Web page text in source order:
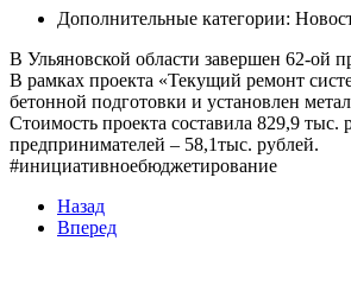
Дополнительные категории:
В Ульяновской области завершен 62-ой
В рамках проекта «Текущий ремонт
бетонной подготовки и установлен
Стоимость проекта составила 829,9
предпринимателей – 58,1тыс. рублей.
#инициативноебюджетирование
Назад
Вперед